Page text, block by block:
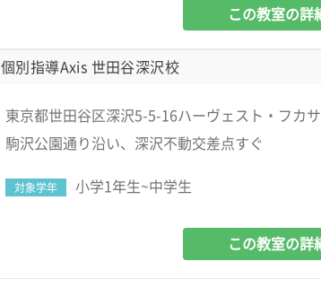
この教室の詳
個別指導Axis 世田谷深沢校
東京都世田谷区深沢5-5-16ハーヴェスト・フカ
駒沢公園通り沿い、深沢不動交差点すぐ
対象学年 小学1年生~中学生
この教室の詳